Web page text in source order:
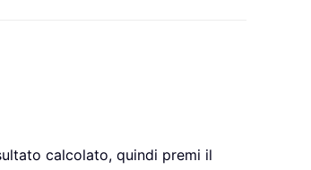
calcolato, quindi premi il